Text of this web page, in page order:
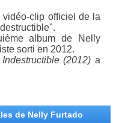
clip officiel de la
album de Nelly
sorti en 2012.
(2012) a
de Nelly Furtado